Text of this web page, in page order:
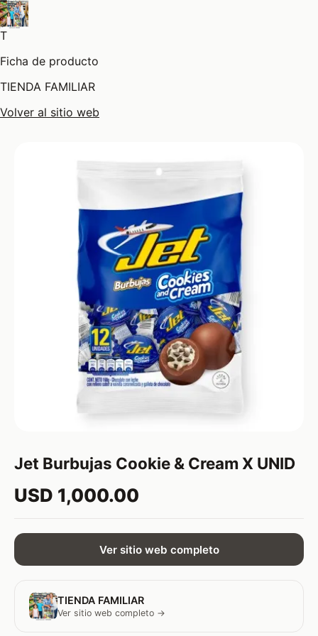
T
Ficha de producto
TIENDA FAMILIAR
Volver al sitio web
Jet Burbujas Cookie & Cream X UNID
USD 1,000.00
Ver sitio web completo
TIENDA FAMILIAR
Ver sitio web completo →